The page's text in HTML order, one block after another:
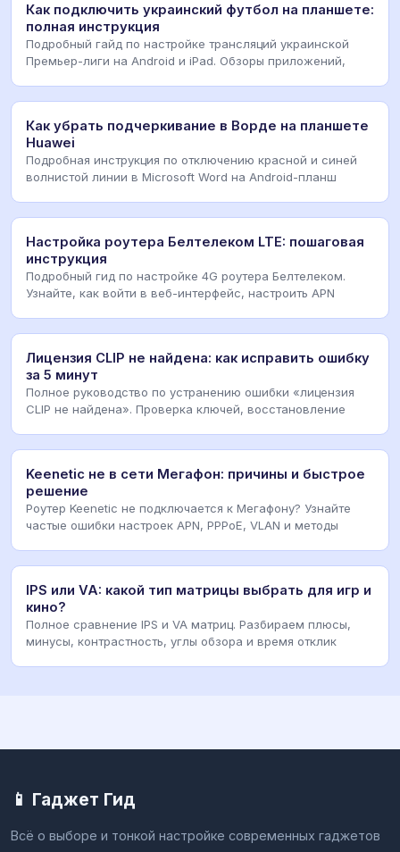
Как подключить украинский футбол на планшете:
полная инструкция
Подробный гайд по настройке трансляций украинской
Премьер-лиги на Android и iPad. Обзоры приложений,
Как убрать подчеркивание в Ворде на планшете
Huawei
Подробная инструкция по отключению красной и синей
волнистой линии в Microsoft Word на Android-планш
Настройка роутера Белтелеком LTE: пошаговая
инструкция
Подробный гид по настройке 4G роутера Белтелеком.
Узнайте, как войти в веб-интерфейс, настроить APN
Лицензия CLIP не найдена: как исправить ошибку
за 5 минут
Полное руководство по устранению ошибки «лицензия
CLIP не найдена». Проверка ключей, восстановление
Keenetic не в сети Мегафон: причины и быстрое
решение
Роутер Keenetic не подключается к Мегафону? Узнайте
частые ошибки настроек APN, PPPoE, VLAN и методы
IPS или VA: какой тип матрицы выбрать для игр и
кино?
Полное сравнение IPS и VA матриц. Разбираем плюсы,
минусы, контрастность, углы обзора и время отклик
📱 Гаджет Гид
Всё о выборе и тонкой настройке современных гаджетов